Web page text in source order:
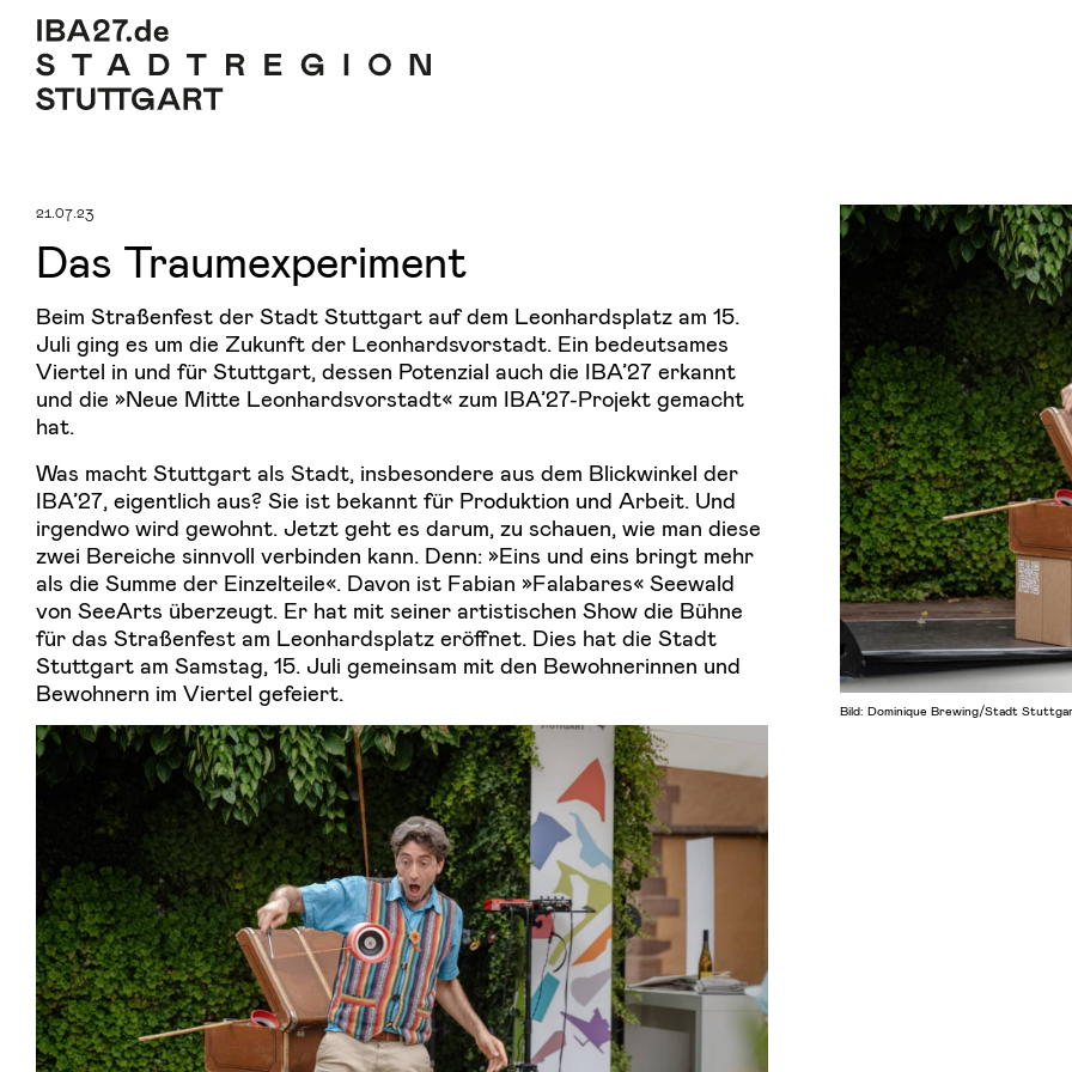
21.07.23
Das Traumexperiment
Beim Straßenfest der Stadt Stuttgart auf dem Leonhardsplatz am 15.
Juli ging es um die Zukunft der Leonhardsvorstadt. Ein bedeutsames
Viertel in und für Stuttgart, dessen Potenzial auch die IBA’27 erkannt
und die »Neue Mitte Leonhardsvorstadt« zum IBA’27-Projekt gemacht
hat.
Was macht Stuttgart als Stadt, insbesondere aus dem Blickwinkel der
IBA’27, eigentlich aus? Sie ist bekannt für Produktion und Arbeit. Und
irgendwo wird gewohnt. Jetzt geht es darum, zu schauen, wie man diese
zwei Bereiche sinnvoll verbinden kann. Denn: »Eins und eins bringt mehr
als die Summe der Einzelteile«. Davon ist Fabian »Falabares« Seewald
von SeeArts überzeugt. Er hat mit seiner artistischen Show die Bühne
für das Straßenfest am Leonhardsplatz eröffnet. Dies hat die Stadt
Stuttgart am Samstag, 15. Juli gemeinsam mit den Bewohnerinnen und
Bewohnern im Viertel gefeiert.
Bild: Dominique Brewing/Stadt